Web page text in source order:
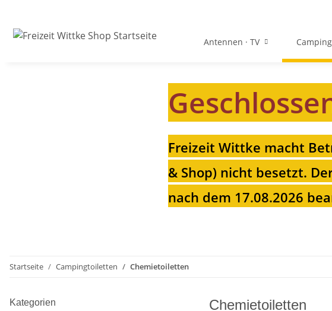
Antennen · TV
Freizeit Wittke macht
& Shop) nicht besetzt.
nach dem 17.08.2026
Startseite Campingtoiletten Chemietoiletten
Chemietoiletten
Kategorien